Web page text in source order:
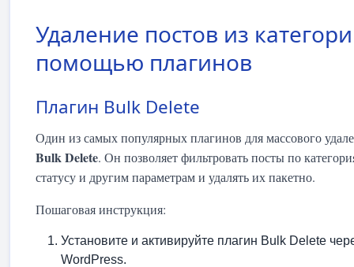
Удаление постов из
помощью плагинов
Плагин Bulk Delete
Один из самых популярных плагинов для массового
Bulk Delete. Он позволяет фильтровать посты по
статусу и другим параметрам и удалять их пакетно.
Пошаговая инструкция:
Установите и активируйте плагин Bulk Delete
WordPress.